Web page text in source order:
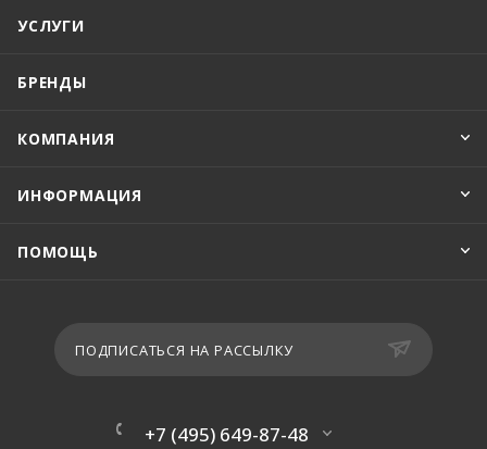
УСЛУГИ
БРЕНДЫ
КОМПАНИЯ
ИНФОРМАЦИЯ
ПОМОЩЬ
ПОДПИСАТЬСЯ НА РАССЫЛКУ
+7 (495) 649-87-48